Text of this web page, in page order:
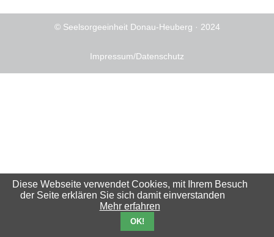
© Seelsorgeeinheit Donau-Heuberg · 2024
Impressum/Datenschutz
Diese Webseite verwendet Cookies, mit Ihrem Besuch
der Seite erklären Sie sich damit einverstanden
Mehr erfahren
OK!